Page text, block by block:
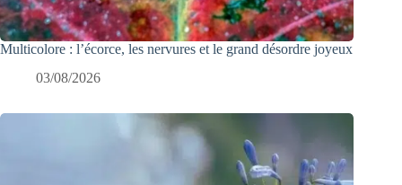
Multicolore : l’écorce, les nervures et le grand désordre joyeux
03/08/2026